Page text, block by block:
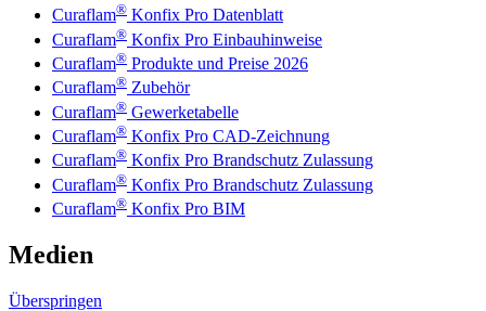
Curaflam® Konfix Pro Datenblatt
Curaflam® Konfix Pro Einbauhinweise
Curaflam® Produkte und Preise 2026
Curaflam® Zubehör
Curaflam® Gewerketabelle
Curaflam® Konfix Pro CAD-Zeichnung
Curaflam® Konfix Pro Brandschutz Zulassung
Curaflam® Konfix Pro Brandschutz Zulassung
Curaflam® Konfix Pro BIM
Medien
Überspringen